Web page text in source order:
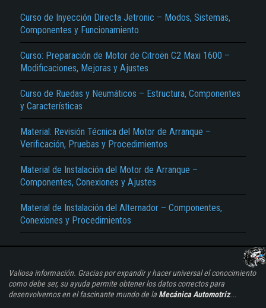
Curso de Inyección Directa Jetronic – Modos, Sistemas,
Componentes y Funcionamiento
Curso: Preparación de Motor de Citroën C2 Maxi 1600 –
Modificaciones, Mejoras y Ajustes
Curso de Ruedas y Neumáticos – Estructura, Componentes
y Características
Material: Revisión Técnica del Motor de Arranque –
Verificación, Pruebas y Procedimientos
Material de Instalación del Motor de Arranque –
Componentes, Conexiones y Ajustes
Material de Instalación del Alternador – Componentes,
Conexiones y Procedimientos
Valiosa información. Gracias por expandir y hacer universal el conocimiento
como debe ser, su ayuda permite obtener los datos correctos para
desenvolvernos en el fascinante mundo de la Mecánica Automotriz...